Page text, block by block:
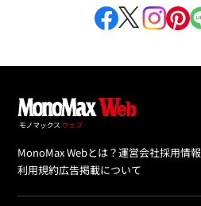
MonoMax Webとは？運営会社採用情報
利用規約広告掲載について